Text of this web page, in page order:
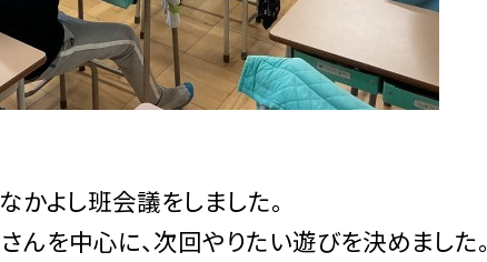
かよし班会議をしました。
んを中心に、次回やりたい遊びを決めました。